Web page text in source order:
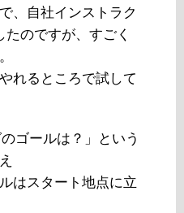
、自社インストラク
のですが、すごく
れるところで試して
ゴールは？」という
はスタート地点に立